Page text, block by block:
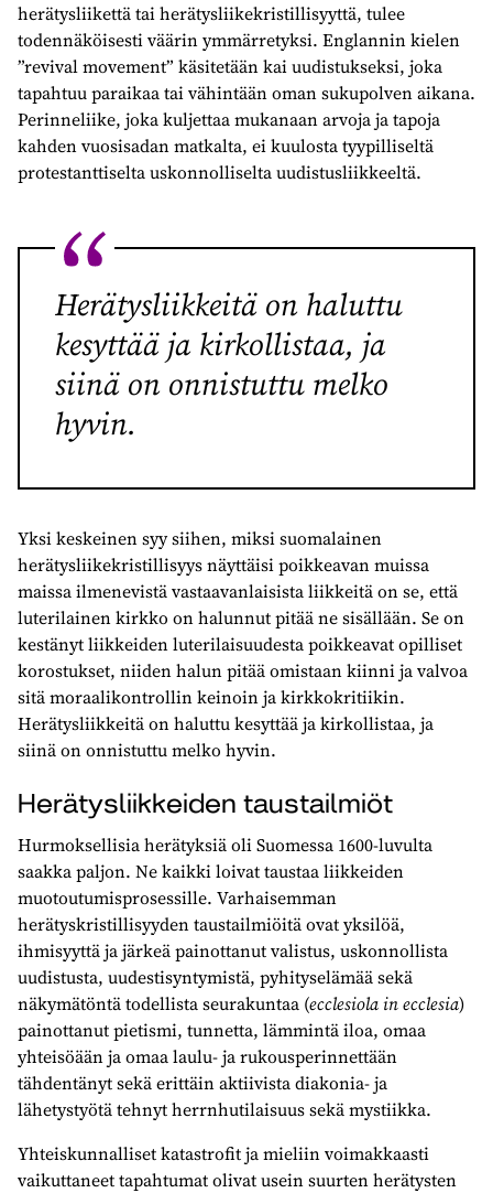
herätysliikettä tai herätysliikekristillisyyttä, tulee
todennäköisesti väärin ymmärretyksi. Englannin kielen
”revival movement” käsitetään kai uudistukseksi, joka
tapahtuu paraikaa tai vähintään oman sukupolven aikana.
Perinneliike, joka kuljettaa mukanaan arvoja ja tapoja
kahden vuosisadan matkalta, ei kuulosta tyypilliseltä
protestanttiselta uskonnolliselta uudistusliikkeeltä.
Herätysliikkeitä on haluttu
kesyttää ja kirkollistaa, ja
siinä on onnistuttu melko
hyvin.
Yksi keskeinen syy siihen, miksi suomalainen
herätysliikekristillisyys näyttäisi poikkeavan muissa
maissa ilmenevistä vastaavanlaisista liikkeitä on se, että
luterilainen kirkko on halunnut pitää ne sisällään. Se on
kestänyt liikkeiden luterilaisuudesta poikkeavat opilliset
korostukset, niiden halun pitää omistaan kiinni ja valvoa
sitä moraalikontrollin keinoin ja kirkkokritiikin.
Herätysliikkeitä on haluttu kesyttää ja kirkollistaa, ja
siinä on onnistuttu melko hyvin.
Herätysliikkeiden taustailmiöt
Hurmoksellisia herätyksiä oli Suomessa 1600-luvulta
saakka paljon. Ne kaikki loivat taustaa liikkeiden
muotoutumisprosessille. Varhaisemman
herätyskristillisyyden taustailmiöitä ovat yksilöä,
ihmisyyttä ja järkeä painottanut valistus, uskonnollista
uudistusta, uudestisyntymistä, pyhityselämää sekä
näkymätöntä todellista seurakuntaa (ecclesiola in ecclesia)
painottanut pietismi, tunnetta, lämmintä iloa, omaa
yhteisöään ja omaa laulu- ja rukousperinnettään
tähdentänyt sekä erittäin aktiivista diakonia- ja
lähetystyötä tehnyt herrnhutilaisuus sekä mystiikka.
Yhteiskunnalliset katastrofit ja mieliin voimakkaasti
vaikuttaneet tapahtumat olivat usein suurten herätysten